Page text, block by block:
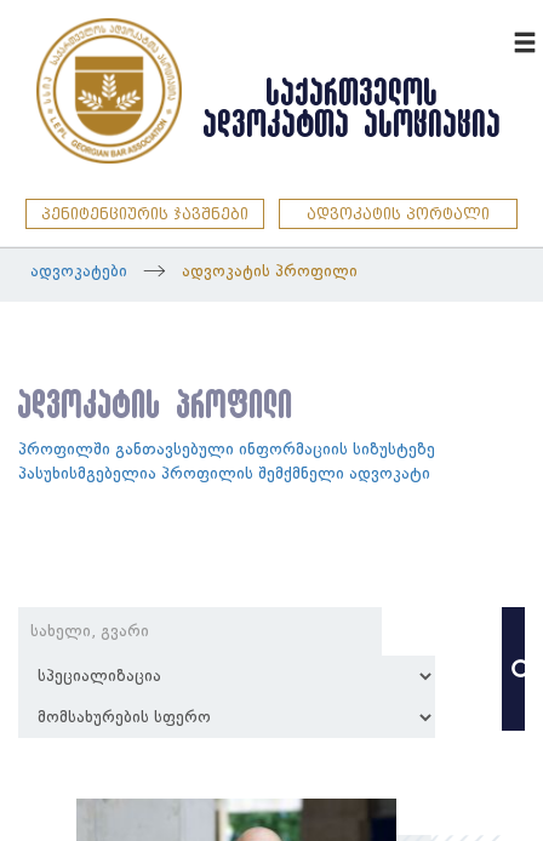
ᲡᲐᲥᲐᲠᲗᲕᲔᲚᲝᲡ
ᲐᲓᲕᲝᲙᲐᲢᲗᲐ ᲐᲡᲝᲪᲘᲐᲪᲘᲐ
პენიტენციურის ჯავშნები ადვოკატის პორტალი
ადვოკატები ადვოკატის პროფილი
ადვოკატის პროფილი
პროფილში განთავსებული ინფორმაციის სიზუსტეზე
პასუხისმგებელია პროფილის შემქმნელი ადვოკატი